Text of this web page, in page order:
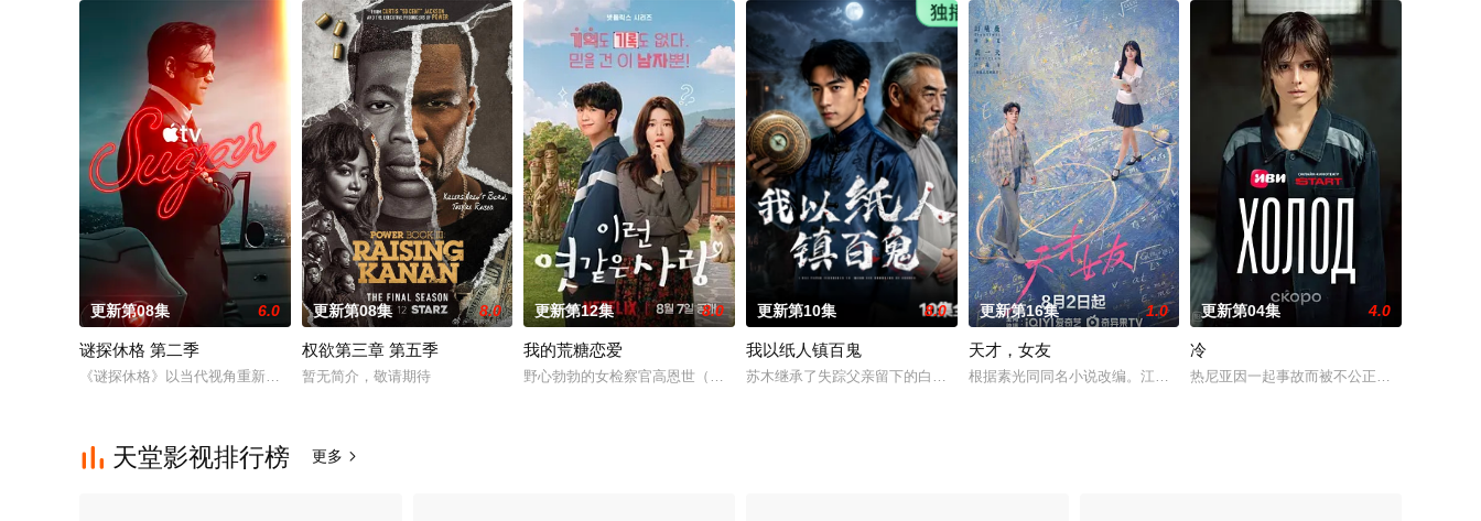
更新第08集 6.0
谜探休格 第二季
《谜探休格》以当代视角重新演绎了文学、电影和电视史上最受欢迎且意义重大的题材之一——私家侦探故事。 第二季迎来洛杉矶标志性私家侦探兼电影鉴赏家约翰·休格的回归
更新第08集 8.0
权欲第三章 第五季
暂无简介，敬请期待
更新第12集 8.0
我的荒糖恋爱
野心勃勃的女检察官高恩世（贺营 饰）意外失忆，住进拳击教练张泰河（丁海寅 饰）家中，对方还自称是她的男友。这段剪不断理还乱的棘手关系，
更新第10集 8.0
我以纸人镇百鬼
苏木继承了失踪父亲留下的白事馆，本想低调扎纸维生，却因一具流血的新娘纸人卷入了一场跨越十年的惊天阴谋
更新第16集 1.0
天才，女友
根据素光同同名小说改编。江逾白长大以后，林知夏忽然对他说：“江逾白，我
更新第04集 4.0
冷
热尼亚因一起事故而被不公正地监禁，她的
 天堂影视排行榜 更多 